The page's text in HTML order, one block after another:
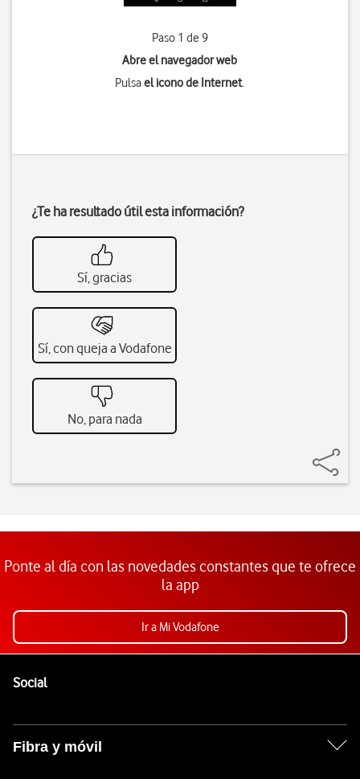
Paso 1 de 9
Abre el navegador web
Pulsael icono de Internet.
¿Te ha resultado útil esta información?
Sí, gracias
Sí, con queja a Vodafone
No, para nada
Ponte al día con las novedades constantes que te ofrece
la app
Ir a Mi Vodafone
SocialEnlaces a las redes sociales de Vodafone
Fibra y móvil